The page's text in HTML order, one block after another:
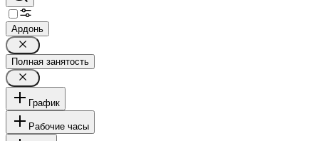
Ардонь
Полная занятость
График
Рабочие часы